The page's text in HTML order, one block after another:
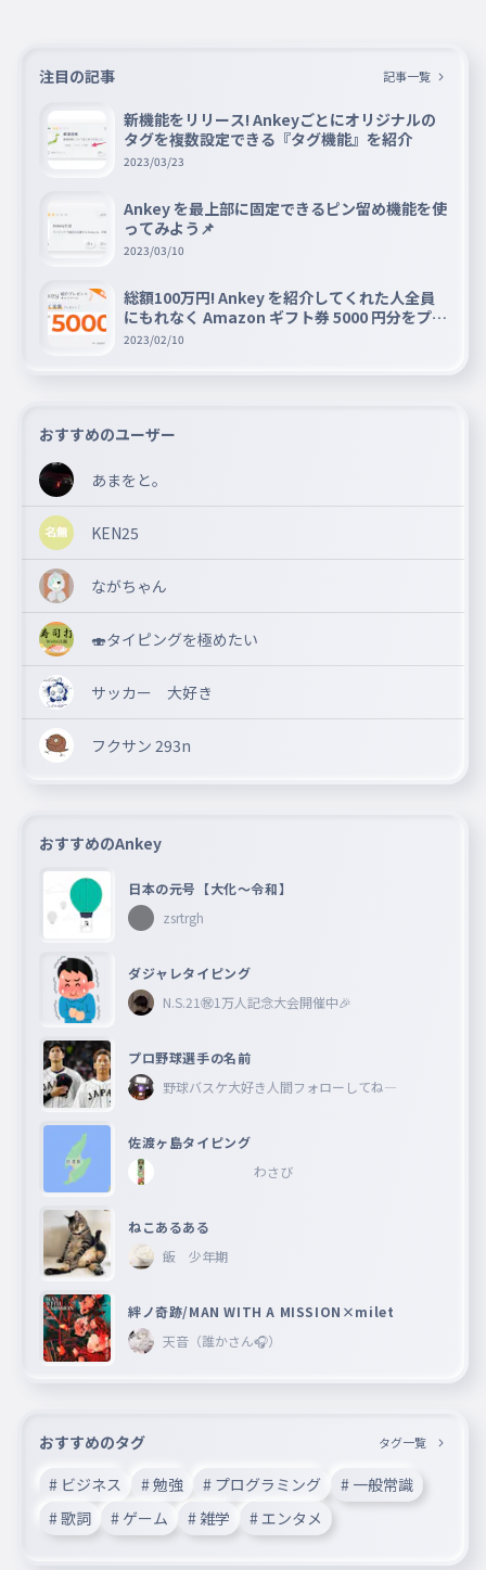
注目の記事 記事一覧
新機能をリリース! Ankeyごとにオリジナルの
タグを複数設定できる『タグ機能』を紹介
2023/03/23
Ankey を最上部に固定できるピン留め機能を使
ってみよう📌
2023/03/10
総額100万円! Ankey を紹介してくれた人全員
にもれなく Amazon ギフト券 5000 円分をプレ
ゼントキャンペーン!!
2023/02/10
おすすめのユーザー
あまをと。
KEN25
ながちゃん
🍣タイピングを極めたい
サッカー 大好き
フクサン 293n
おすすめのAnkey
日本の元号【大化〜令和】
zsrtrgh
ダジャレタイピング
N.S.21㊗︎1万人記念大会開催中🎉
プロ野球選手の名前
野球バスケ大好き人間フォローしてね―
佐渡ヶ島タイピング
わさび
ねこあるある
飯 少年期
絆ノ奇跡/MAN WITH A MISSION×milet
天音（誰かさん🎧）
おすすめのタグ タグ一覧
# ビジネス # 勉強 # プログラミング
# 一般常識
# 歌詞
# ゲーム # 雑学 # エンタメ